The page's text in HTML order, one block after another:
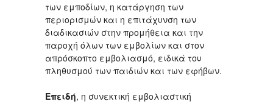
των εμποδίων, η κατάργηση των
περιορισμών και η επιτάχυνση των
διαδικασιών στην προμήθεια και την
παροχή όλων των εμβολίων και στον
απρόσκοπτο εμβολιασμό, ειδικά του
πληθυσμού των παιδιών και των εφήβων.
Επειδή, η συνεκτική εμβολιαστική